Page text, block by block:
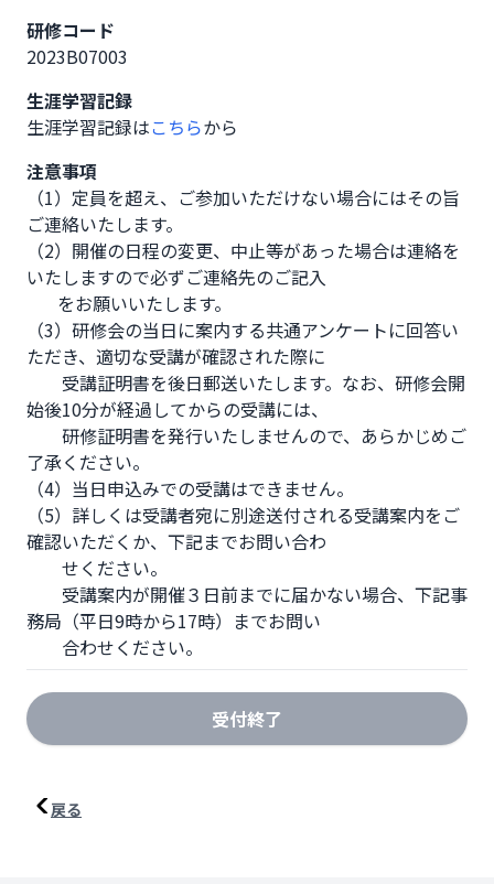
研修コード
2023B07003
生涯学習記録
生涯学習記録はこちらから
注意事項
（1）定員を超え、ご参加いただけない場合にはその旨
ご連絡いたします。
（2）開催の日程の変更、中止等があった場合は連絡を
いたしますので必ずご連絡先のご記入
（3）研修会の当日に案内する共通アンケートに回答い
ただき、適切な受講が確認された際に
始後10分が経過してからの受講には、
了承ください。
（4）当日申込みでの受講はできません。
（5）詳しくは受講者宛に別途送付される受講案内をご
確認いただくか、下記までお問い合わ
受講案内が開催３日前までに届かない場合、下記事
務局（平日9時から17時）までお問い
        合わせください。
受付終了
戻る